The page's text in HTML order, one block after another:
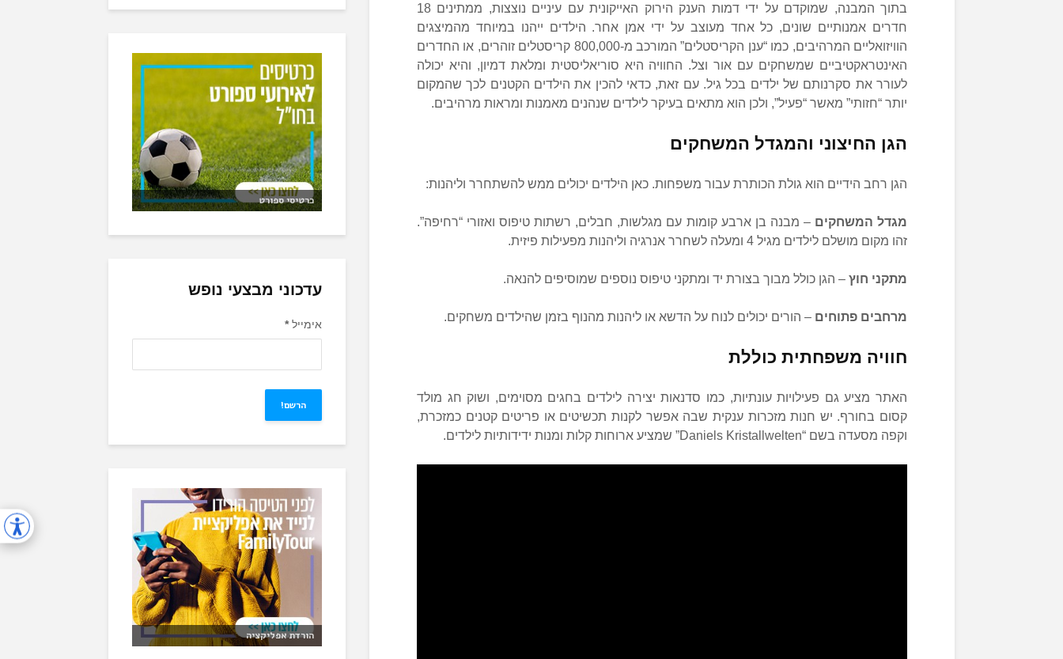
בתוך המבנה, שמוקדם על ידי דמות הענק הירוק האייקונית עם עיניים נוצצות, ממתינים 18
חדרים אמנותיים שונים, כל אחד מעוצב על ידי אמן אחר. הילדים ייהנו במיוחד מהמיצגים
הוויזואליים המרהיבים, כמו “ענן הקריסטלים” המורכב מ-800,000 קריסטלים זוהרים, או החדרים
האינטראקטיביים שמשחקים עם אור וצל. החוויה היא סוריאליסטית ומלאת דמיון, והיא יכולה
לעורר את סקרנותם של ילדים בכל גיל. עם זאת, כדאי להכין את הילדים הקטנים לכך שהמקום
יותר “חזותי” מאשר “פעיל”, ולכן הוא מתאים בעיקר לילדים שנהנים מאמנות ומראות מרהיבים.
הגן החיצוני והמגדל המשחקים
הגן רחב הידיים הוא גולת הכותרת עבור משפחות. כאן הילדים יכולים ממש להשתחרר וליהנות:
מגדל המשחקים – מבנה בן ארבע קומות עם מגלשות, חבלים, רשתות טיפוס ואזורי “רחיפה”.
זהו מקום מושלם לילדים מגיל 4 ומעלה לשחרר אנרגיה וליהנות מפעילות פיזית.
מתקני חוץ – הגן כולל מבוך בצורת יד ומתקני טיפוס נוספים שמוסיפים להנאה.
מרחבים פתוחים – הורים יכולים לנוח על הדשא או ליהנות מהנוף בזמן שהילדים משחקים.
חוויה משפחתית כוללת
האתר מציע גם פעילויות עונתיות, כמו סדנאות יצירה לילדים בחגים מסוימים, ושוק חג מולד
קסום בחורף. יש חנות מזכרות ענקית שבה אפשר לקנות תכשיטים או פריטים קטנים כמזכרת,
וקפה מסעדה בשם “Daniels Kristallwelten” שמציע ארוחות קלות ומנות ידידותיות לילדים.
כרטיסי ספורט
עדכוני מבצעי נופש
אימייל*
הורדת אפליקציה